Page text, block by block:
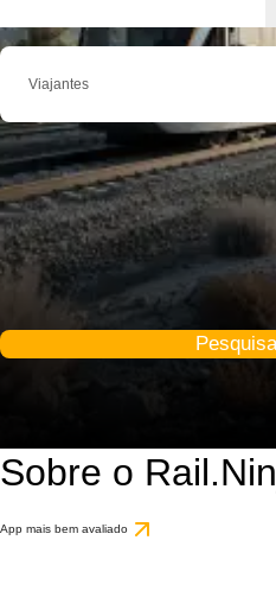
Viajantes
Sobre o
App mais bem avaliado